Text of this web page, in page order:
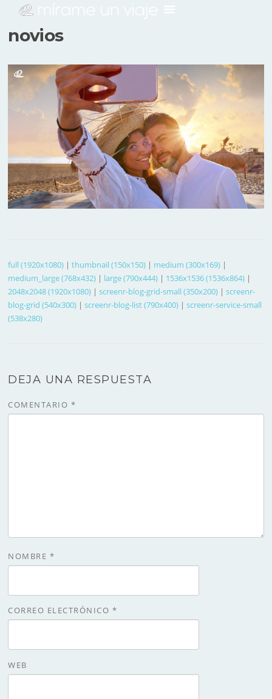
novios
full (1920x1080) |thumbnail (150x150) | medium (300x169) |
medium_large (768x432) | large (790x444) | 1536x1536 (1536x864) |
2048x2048 (1920x1080) |screenr-blog-grid-small (350x200) |screenr-
blog-grid (540x300) |screenr-blog-list (790x400) |screenr-service-small
(538x280)
DEJA UNA RESPUESTA
COMENTARIO *
NOMBRE *
CORREO ELECTRÓNICO *
WEB